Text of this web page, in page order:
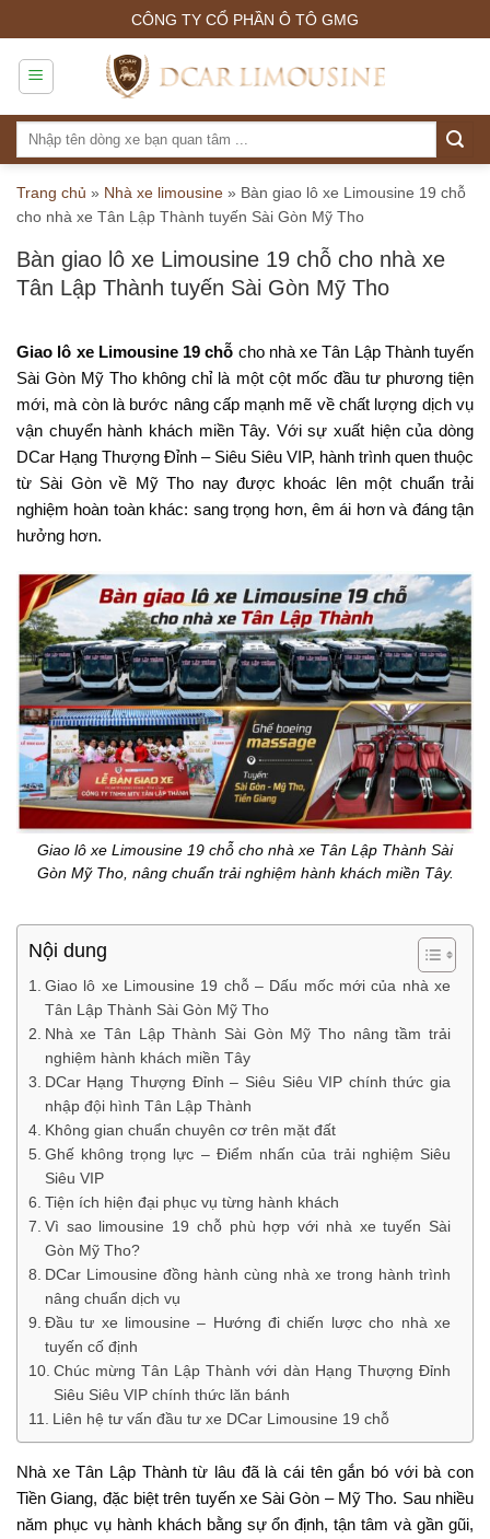
to
content
CÔNG TY CỔ PHẦN Ô TÔ GMG
Tìm
kiếm:
Trang chủ » Nhà xe limousine » Bàn giao lô xe Limousine 19 chỗ
cho nhà xe Tân Lập Thành tuyến Sài Gòn Mỹ Tho
Bàn giao lô xe Limousine 19 chỗ cho nhà xe
Tân Lập Thành tuyến Sài Gòn Mỹ Tho
Giao lô xe Limousine 19 chỗ cho nhà xe Tân Lập Thành tuyến
Sài Gòn Mỹ Tho không chỉ là một cột mốc đầu tư phương tiện
mới, mà còn là bước nâng cấp mạnh mẽ về chất lượng dịch vụ
vận chuyển hành khách miền Tây. Với sự xuất hiện của dòng
DCar Hạng Thượng Đỉnh – Siêu Siêu VIP, hành trình quen thuộc
từ Sài Gòn về Mỹ Tho nay được khoác lên một chuẩn trải
nghiệm hoàn toàn khác: sang trọng hơn, êm ái hơn và đáng tận
hưởng hơn.
Giao lô xe Limousine 19 chỗ cho nhà xe Tân Lập Thành Sài
Gòn Mỹ Tho, nâng chuẩn trải nghiệm hành khách miền Tây.
Nội dung
Giao lô xe Limousine 19 chỗ – Dấu mốc mới của nhà xe
Tân Lập Thành Sài Gòn Mỹ Tho
Nhà xe Tân Lập Thành Sài Gòn Mỹ Tho nâng tầm trải
nghiệm hành khách miền Tây
DCar Hạng Thượng Đỉnh – Siêu Siêu VIP chính thức gia
nhập đội hình Tân Lập Thành
Không gian chuẩn chuyên cơ trên mặt đất
Ghế không trọng lực – Điểm nhấn của trải nghiệm Siêu
Siêu VIP
Tiện ích hiện đại phục vụ từng hành khách
Vì sao limousine 19 chỗ phù hợp với nhà xe tuyến Sài
Gòn Mỹ Tho?
DCar Limousine đồng hành cùng nhà xe trong hành trình
nâng chuẩn dịch vụ
Đầu tư xe limousine – Hướng đi chiến lược cho nhà xe
tuyến cố định
Chúc mừng Tân Lập Thành với dàn Hạng Thượng Đỉnh
Siêu Siêu VIP chính thức lăn bánh
Liên hệ tư vấn đầu tư xe DCar Limousine 19 chỗ
Nhà xe Tân Lập Thành từ lâu đã là cái tên gắn bó với bà con
Tiền Giang, đặc biệt trên tuyến xe Sài Gòn – Mỹ Tho. Sau nhiều
năm phục vụ hành khách bằng sự ổn định, tận tâm và gần gũi,